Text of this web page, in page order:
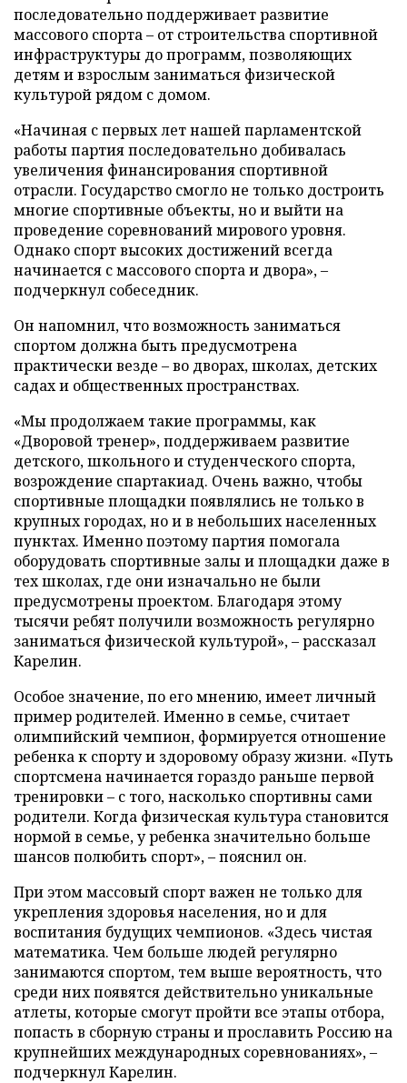
последовательно поддерживает развитие
массового спорта – от строительства спортивной
инфраструктуры до программ, позволяющих
детям и взрослым заниматься физической
культурой рядом с домом.
«Начиная с первых лет нашей парламентской
работы партия последовательно добивалась
увеличения финансирования спортивной
отрасли. Государство смогло не только достроить
многие спортивные объекты, но и выйти на
проведение соревнований мирового уровня.
Однако спорт высоких достижений всегда
начинается с массового спорта и двора», –
подчеркнул собеседник.
Он напомнил, что возможность заниматься
спортом должна быть предусмотрена
практически везде – во дворах, школах, детских
садах и общественных пространствах.
«Мы продолжаем такие программы, как
«Дворовой тренер», поддерживаем развитие
детского, школьного и студенческого спорта,
возрождение спартакиад. Очень важно, чтобы
спортивные площадки появлялись не только в
крупных городах, но и в небольших населенных
пунктах. Именно поэтому партия помогала
оборудовать спортивные залы и площадки даже в
тех школах, где они изначально не были
предусмотрены проектом. Благодаря этому
тысячи ребят получили возможность регулярно
заниматься физической культурой», – рассказал
Карелин.
Особое значение, по его мнению, имеет личный
пример родителей. Именно в семье, считает
олимпийский чемпион, формируется отношение
ребенка к спорту и здоровому образу жизни. «Путь
спортсмена начинается гораздо раньше первой
тренировки – с того, насколько спортивны сами
родители. Когда физическая культура становится
нормой в семье, у ребенка значительно больше
шансов полюбить спорт», – пояснил он.
При этом массовый спорт важен не только для
укрепления здоровья населения, но и для
воспитания будущих чемпионов. «Здесь чистая
математика. Чем больше людей регулярно
занимаются спортом, тем выше вероятность, что
среди них появятся действительно уникальные
атлеты, которые смогут пройти все этапы отбора,
попасть в сборную страны и прославить Россию на
крупнейших международных соревнованиях», –
подчеркнул Карелин.